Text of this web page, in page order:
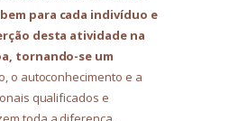
para cada indivíduo e
desta atividade na
tornando-se um
o autoconhecimento e a
qualificados e